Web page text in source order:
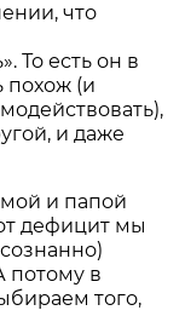
что
То есть он в
похож (и
и даже
и папой
дефицит мы
потому в
того,